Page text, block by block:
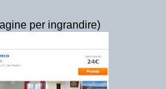
per ingrandire)